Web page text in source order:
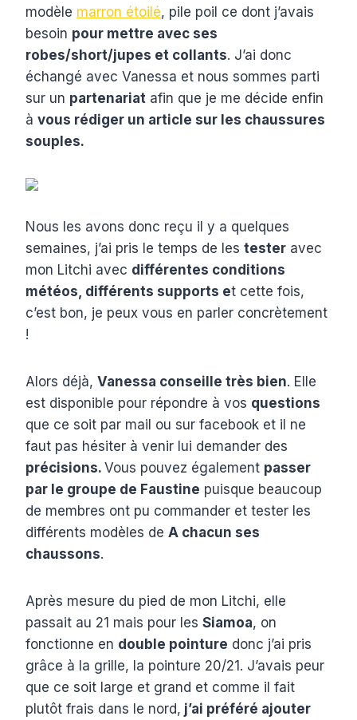
modèle marron étoilé, pile poil ce dont j’avais
besoin pour mettre avec ses
robes/short/jupes et collants. J’ai donc
échangé avec Vanessa et nous sommes parti
sur un partenariat afin que je me décide enfin
à vous rédiger un article sur les chaussures
souples.
Nous les avons donc reçu il y a quelques
semaines, j’ai pris le temps de les tester avec
mon Litchi avec différentes conditions
météos, différents supports et cette fois,
c’est bon, je peux vous en parler concrètement
!
Alors déjà, Vanessa conseille très bien. Elle
est disponible pour répondre à vos questions
que ce soit par mail ou sur facebook et il ne
faut pas hésiter à venir lui demander des
précisions. Vous pouvez également passer
par le groupe de Faustine puisque beaucoup
de membres ont pu commander et tester les
différents modèles de A chacun ses
chaussons.
Après mesure du pied de mon Litchi, elle
passait au 21 mais pour les Siamoa, on
fonctionne en double pointure donc j’ai pris
grâce à la grille, la pointure 20/21. J’avais peur
que ce soit large et grand et comme il fait
plutôt frais dans le nord, j’ai préféré ajouter